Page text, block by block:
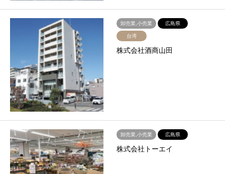
卸売業,小売業 広島県
台湾
株式会社酒商山田
卸売業,小売業 広島県
株式会社トーエイ